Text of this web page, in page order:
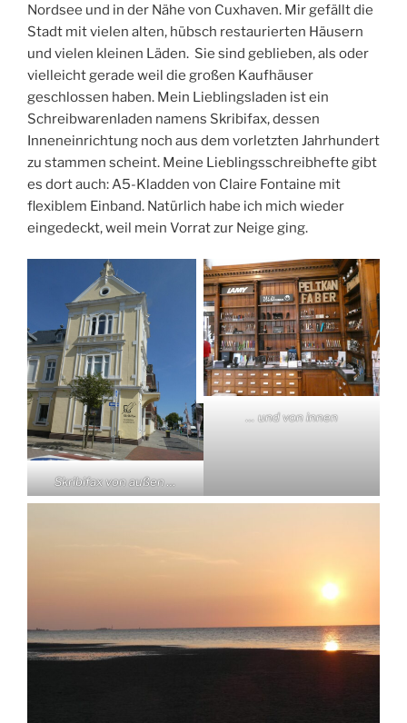
Nordsee und in der Nähe von Cuxhaven. Mir gefällt die
Stadt mit vielen alten, hübsch restaurierten Häusern
und vielen kleinen Läden. Sie sind geblieben, als oder
vielleicht gerade weil die großen Kaufhäuser
geschlossen haben. Mein Lieblingsladen ist ein
Schreibwarenladen namens Skribifax, dessen
Inneneinrichtung noch aus dem vorletzten Jahrhundert
zu stammen scheint. Meine Lieblingsschreibhefte gibt
es dort auch: A5-Kladden von Claire Fontaine mit
flexiblem Einband. Natürlich habe ich mich wieder
eingedeckt, weil mein Vorrat zur Neige ging.
Skribifax von außen …
… und von innen